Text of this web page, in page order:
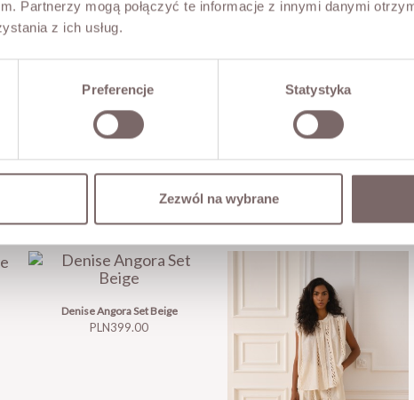
Partnerzy mogą połączyć te informacje z innymi danymi
z ich usług.
Preferencje Statystyka
Zezwól na wybrane
Denise Angora Set Beige
Price
PLN399.00